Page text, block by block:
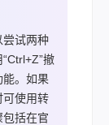
尝试两种
撤
能。如果
可使用转
括在官